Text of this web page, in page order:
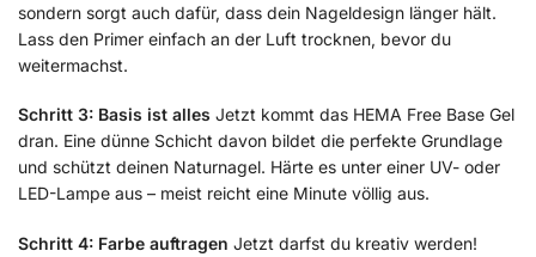
sondern sorgt auch dafür, dass dein Nageldesign länger hält.
Lass den Primer einfach an der Luft trocknen, bevor du
weitermachst.
Schritt 3: Basis ist alles Jetzt kommt das HEMA Free Base Gel
dran. Eine dünne Schicht davon bildet die perfekte Grundlage
und schützt deinen Naturnagel. Härte es unter einer UV- oder
LED-Lampe aus – meist reicht eine Minute völlig aus.
Schritt 4: Farbe auftragen Jetzt darfst du kreativ werden!